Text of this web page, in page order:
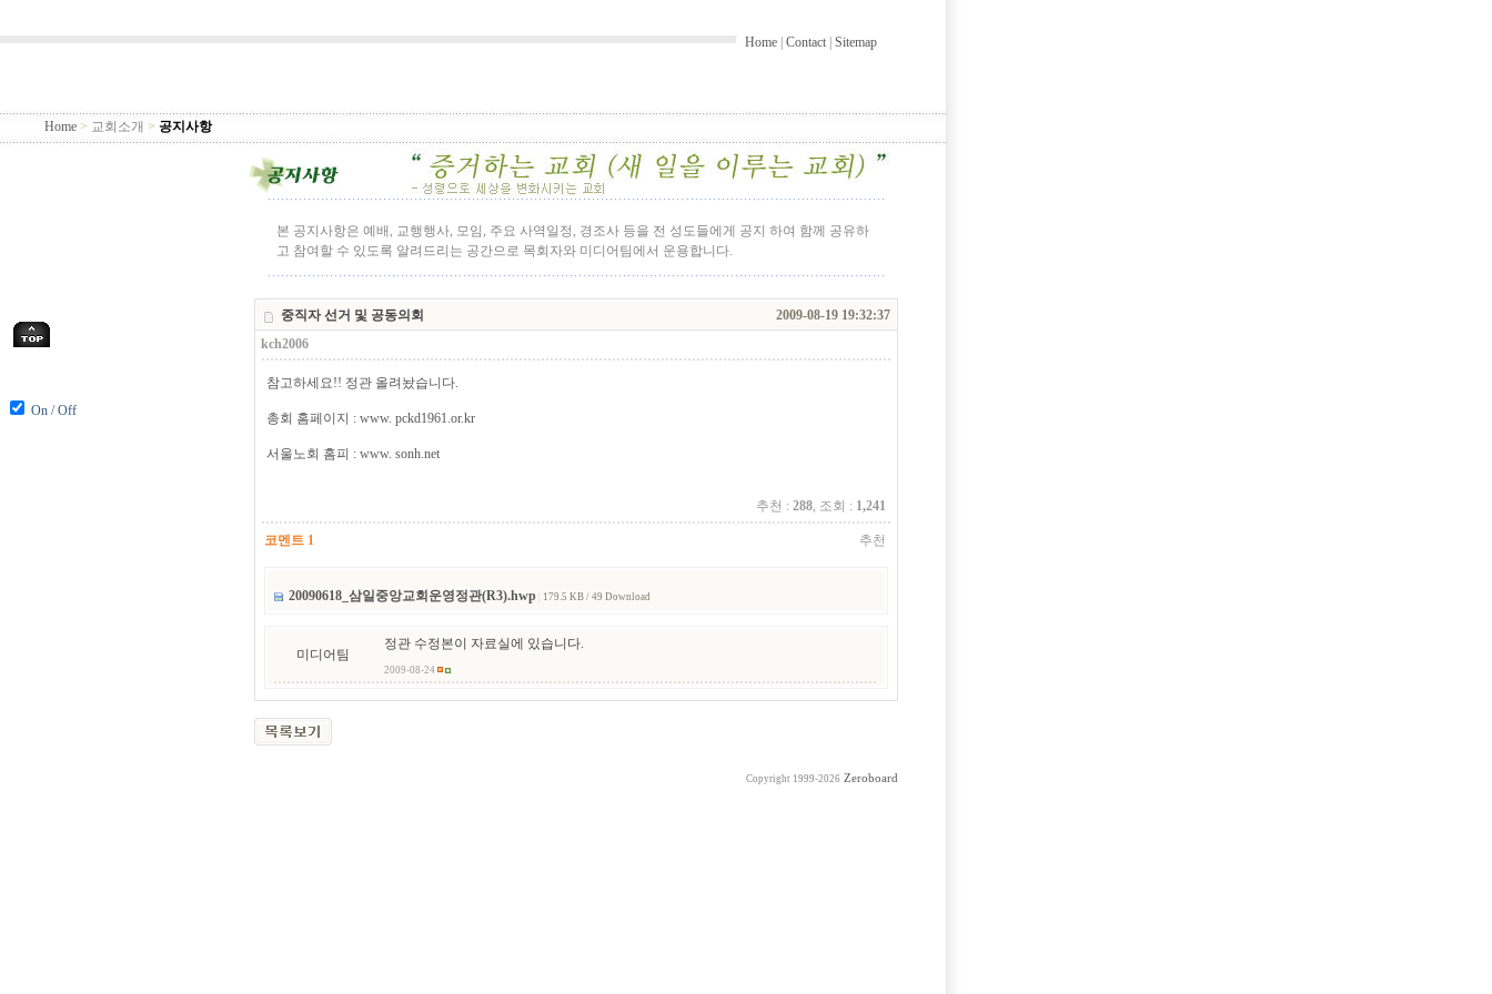
On / Off
Home Contact Sitemap
Home > 교회소개 > 공지사항
본 공지사항은 예배, 교행행사, 모임, 주요 사역일정, 경조사 등을 전 성도들에게 공지 하여 함께 공유하
고 참여할 수 있도록 알려드리는 공간으로 목회자와 미디어팀에서 운용합니다.
중직자 선거 및 공동의회
2009-08-19 19:32:37
kch2006
참고하세요!! 정관 올려놨습니다.
총회 홈페이지 : www. pckd1961.or.kr
서울노회 홈피 : www. sonh.net
추천 : 288, 조회 : 1,241
코멘트 1 추천
20090618_삼일중앙교회운영정관(R3).hwp 179.5 KB / 49 Download
미디어팀
정관 수정본이 자료실에 있습니다.
2009-08-24
Copyright 1999-2026 Zeroboard